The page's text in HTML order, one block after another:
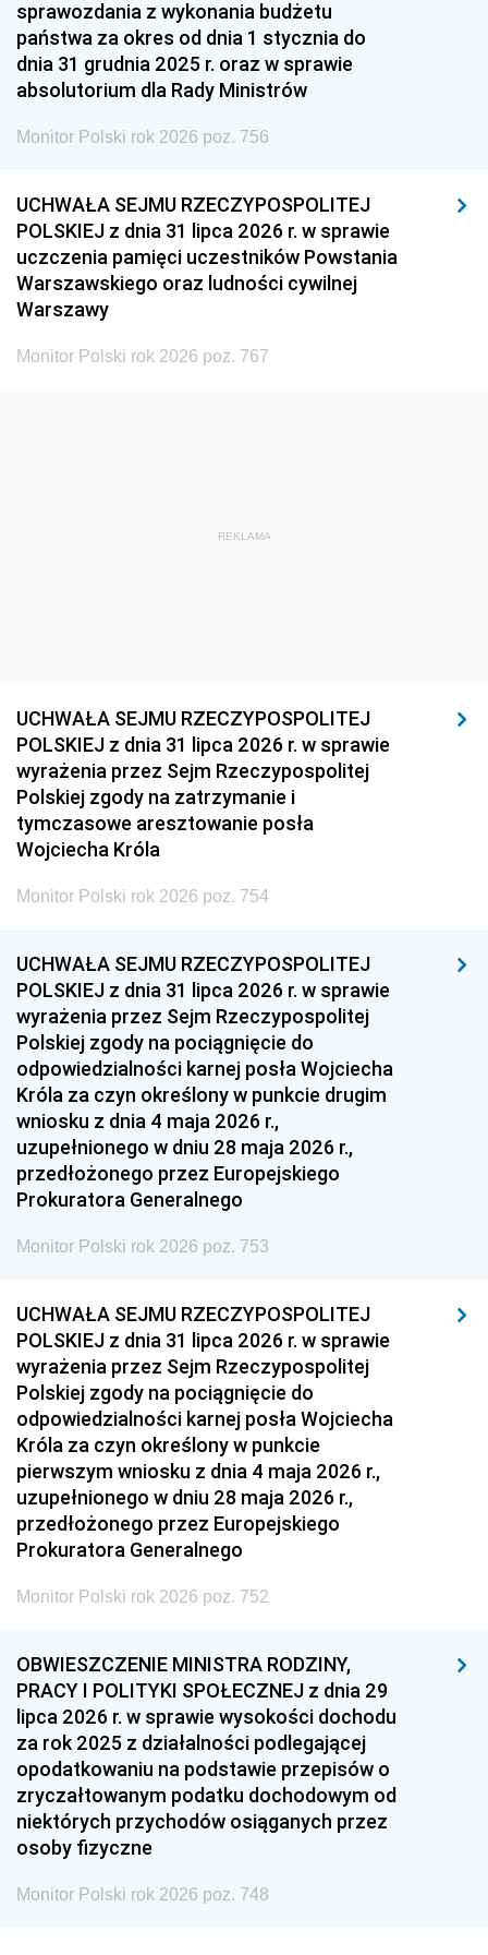
1951 1950
1948 1947 1946
1939 1938
sprawozdania z wykonania budżetu
państwa za okres od dnia 1 stycznia do
dnia 31 grudnia 2025 r. oraz w sprawie
absolutorium dla Rady Ministrów
Monitor Polski rok 2026 poz. 756
UCHWAŁA SEJMU RZECZYPOSPOLITEJ
POLSKIEJ z dnia 31 lipca 2026 r. w sprawie
uczczenia pamięci uczestników Powstania
Warszawskiego oraz ludności cywilnej
Warszawy
Monitor Polski rok 2026 poz. 767
REKLAMA
UCHWAŁA SEJMU RZECZYPOSPOLITEJ
POLSKIEJ z dnia 31 lipca 2026 r. w sprawie
wyrażenia przez Sejm Rzeczypospolitej
Polskiej zgody na zatrzymanie i
tymczasowe aresztowanie posła
Wojciecha Króla
Monitor Polski rok 2026 poz. 754
UCHWAŁA SEJMU RZECZYPOSPOLITEJ
POLSKIEJ z dnia 31 lipca 2026 r. w sprawie
wyrażenia przez Sejm Rzeczypospolitej
Polskiej zgody na pociągnięcie do
odpowiedzialności karnej posła Wojciecha
Króla za czyn określony w punkcie drugim
wniosku z dnia 4 maja 2026 r.,
uzupełnionego w dniu 28 maja 2026 r.,
przedłożonego przez Europejskiego
Prokuratora Generalnego
Monitor Polski rok 2026 poz. 753
UCHWAŁA SEJMU RZECZYPOSPOLITEJ
POLSKIEJ z dnia 31 lipca 2026 r. w sprawie
wyrażenia przez Sejm Rzeczypospolitej
Polskiej zgody na pociągnięcie do
odpowiedzialności karnej posła Wojciecha
Króla za czyn określony w punkcie
pierwszym wniosku z dnia 4 maja 2026 r.,
uzupełnionego w dniu 28 maja 2026 r.,
przedłożonego przez Europejskiego
Prokuratora Generalnego
Monitor Polski rok 2026 poz. 752
OBWIESZCZENIE MINISTRA RODZINY,
PRACY I POLITYKI SPOŁECZNEJ z dnia 29
lipca 2026 r. w sprawie wysokości dochodu
za rok 2025 z działalności podlegającej
opodatkowaniu na podstawie przepisów o
zryczałtowanym podatku dochodowym od
niektórych przychodów osiąganych przez
osoby fizyczne
Monitor Polski rok 2026 poz. 748